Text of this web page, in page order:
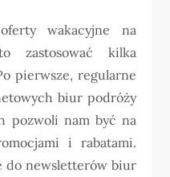
wakacyjne na
zastosować kilka
pierwsze, regularne
biur podróży
pozwoli nam być na
i rabatami.
do newsletterów biur